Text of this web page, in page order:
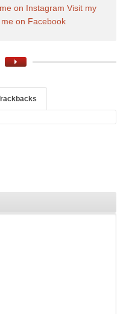
on Instagram Visit my
on Facebook